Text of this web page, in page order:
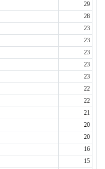
29
28
23
23
23
23
23
22
22
21
20
20
16
15